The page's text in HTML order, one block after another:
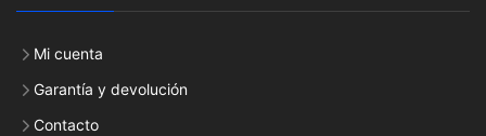
Mi cuenta
Garantía y devolución
Contacto